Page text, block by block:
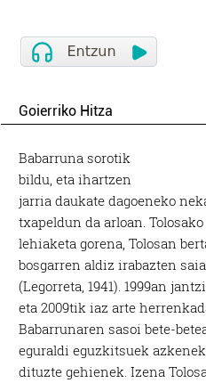
Goierriko Hitza
Babarruna sorotik
bildu, eta ihartzen
jarria daukate dagoeneko
txapeldun da arloan.
lehiaketa gorena, Tolosan
bosgarren aldiz irabazten
(Legorreta, 1941). 1999an
eta 2009tik iaz arte
Babarrunaren sasoi bete-
eguraldi eguzkitsuek
dituzte gehienek. Izena